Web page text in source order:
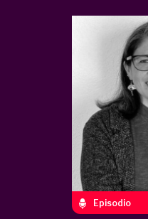
Episodio